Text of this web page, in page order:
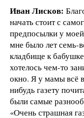
Иван Лисков:
начать стоит с
предпосылки у
мне было лет семь-
кладбище к
хотелось чем-то
окно. Я у мамы всё
нибудь газету
были самые
«Очень страшная